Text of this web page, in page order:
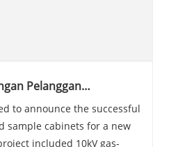
Pelanggan
to announce the successful
sample cabinets for a new
included 10kV gas-